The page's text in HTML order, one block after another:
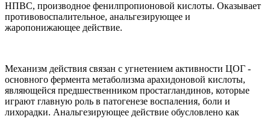
НПВС, производное фенилпропионовой кислоты. Оказывает
противовоспалительное, анальгезирующее и
жаропонижающее действие.
Механизм действия связан с угнетением активности ЦОГ -
основного фермента метаболизма арахидоновой кислоты,
являющейся предшественником простагландинов, которые
играют главную роль в патогенезе воспаления, боли и
лихорадки. Анальгезирующее действие обусловлено как